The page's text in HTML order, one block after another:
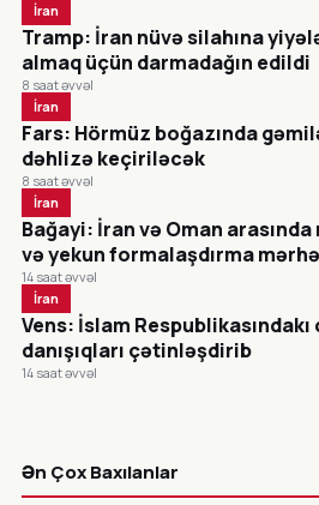
İran
Tramp: İran nüvə silahına
almaq üçün darmadağın edildi
8 saat əvvəl
İran
Fars: Hörmüz boğazında
dəhlizə keçiriləcək
8 saat əvvəl
İran
Bağayi: İran və Oman
və yekun formalaşdırma
14 saat əvvəl
İran
Vens: İslam
danışıqları çətinləşdirib
14 saat əvvəl
Ən Çox Baxılanlar